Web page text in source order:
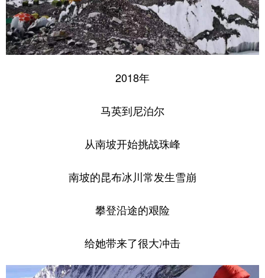
2018年
马英到尼泊尔
从南坡开始挑战珠峰
南坡的昆布冰川常发生雪崩
攀登沿途的艰险
给她带来了很大冲击